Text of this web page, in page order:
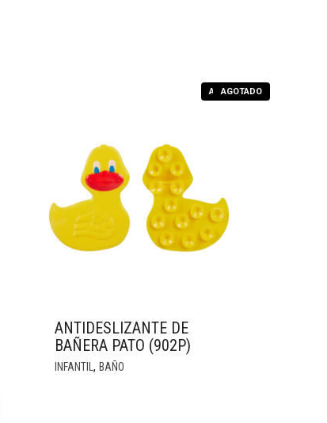
AGOTADO
AGOTADO
ANTIDESLIZANTE DE
BAÑERA PATO (902P)
INFANTIL , BAÑO